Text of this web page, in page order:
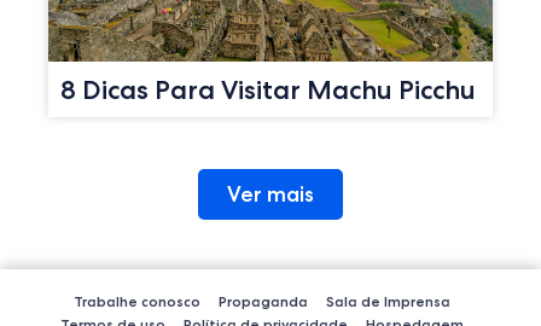
8 Dicas Para Visitar Machu Picchu
Ver mais
Trabalhe conosco Propaganda
Sala de Imprensa